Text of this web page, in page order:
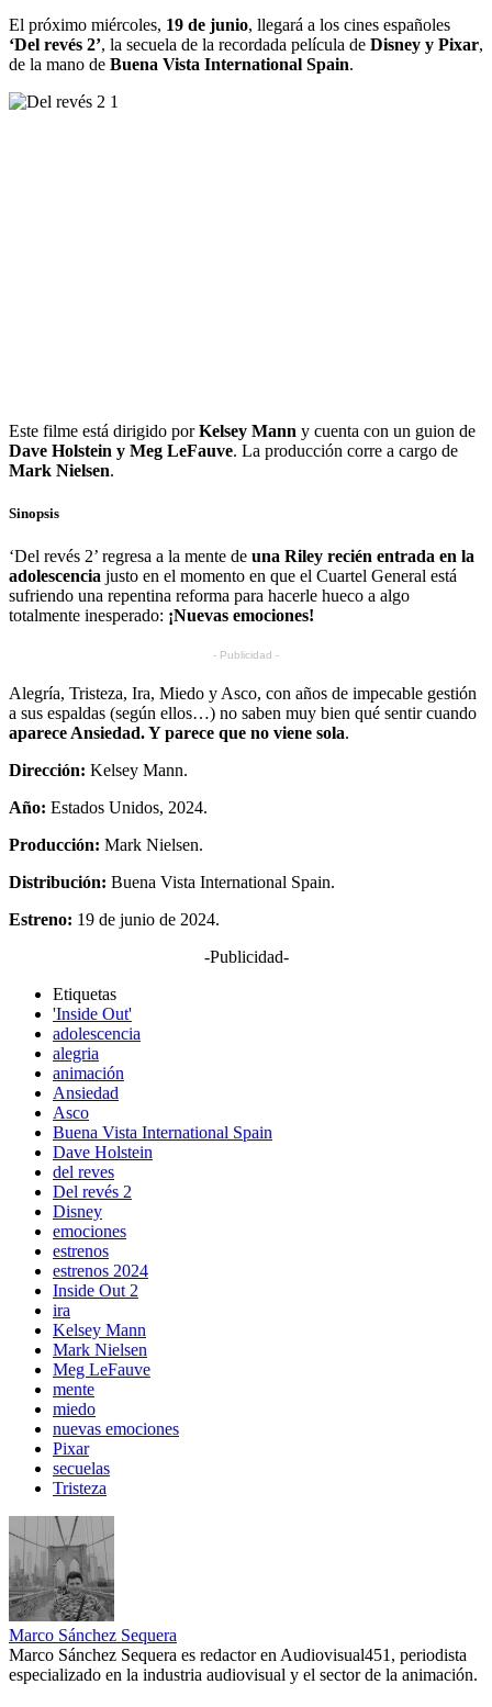
El próximo miércoles, 19 de junio, llegará a los cines españoles
‘Del revés 2’, la secuela de la recordada película de Disney y Pixar,
de la mano de Buena Vista International Spain.
Este filme está dirigido porKelsey Mann y cuenta con un guion de
Dave Holstein y Meg LeFauve. La producción corre a cargo de
Mark Nielsen.
Sinopsis
‘Del revés 2’ regresa a la mente de una Riley recién entrada en la
adolescencia justo en el momento en que el Cuartel General está
sufriendo una repentina reforma para hacerle hueco a algo
totalmente inesperado: ¡Nuevas emociones!
- Publicidad -
Alegría, Tristeza, Ira, Miedo y Asco, con años de impecable gestión
a sus espaldas (según ellos…) no saben muy bien qué sentir cuando
aparece Ansiedad. Y parece que no viene sola.
Dirección: Kelsey Mann.
Año: Estados Unidos, 2024.
Producción: Mark Nielsen.
Distribución: Buena Vista International Spain.
Estreno: 19 de junio de 2024.
-Publicidad-
Etiquetas
'Inside Out'
adolescencia
alegria
animación
Ansiedad
Asco
Buena Vista International Spain
Dave Holstein
del reves
Del revés 2
Disney
emociones
estrenos
estrenos 2024
Inside Out 2
ira
Kelsey Mann
Mark Nielsen
Meg LeFauve
mente
miedo
nuevas emociones
Pixar
secuelas
Tristeza
Marco Sánchez Sequera
Marco Sánchez Sequera es redactor en Audiovisual451, periodista
especializado en la industria audiovisual y el sector de la animación.